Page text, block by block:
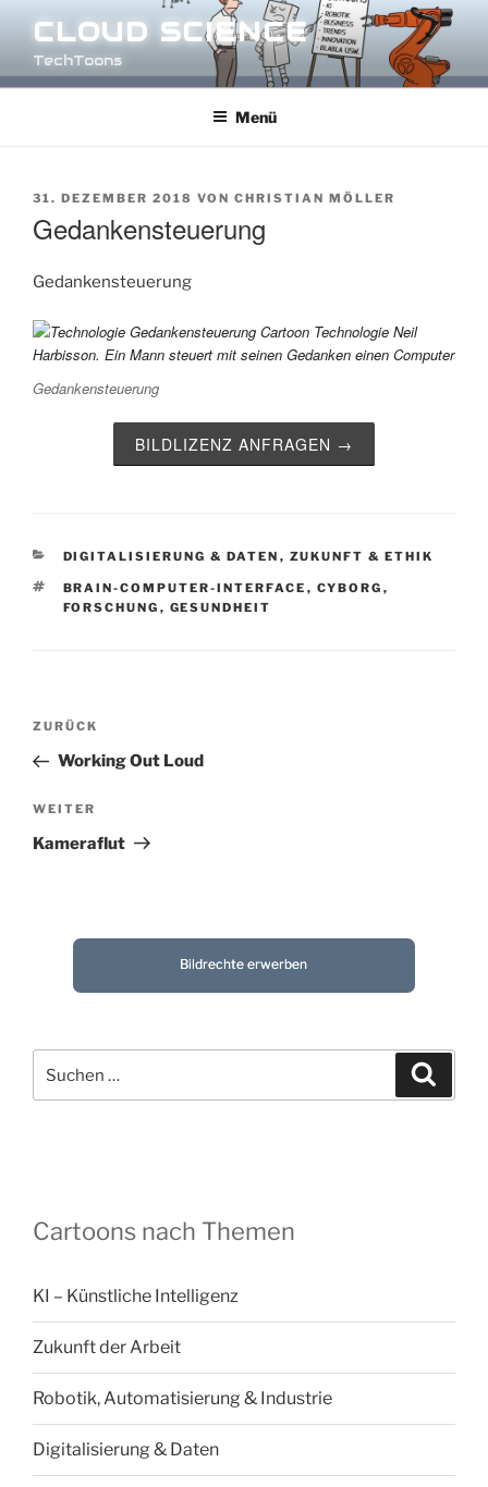
Inhalt
springen
CLOUD SCIENCE
TechToons
Menü
VERÖFFENTLICHT
31. DEZEMBER 2018 VON CHRISTIAN MÖLLER
Gedankensteuerung
Gedankensteuerung
Gedankensteuerung
BILDLIZENZ ANFRAGEN →
KATEGORIEN
DIGITALISIERUNG & DATEN , ZUKUNFT & ETHIK
SCHLAGWÖRTER
BRAIN-COMPUTER-INTERFACE , CYBORG ,
FORSCHUNG , GESUNDHEIT
Beitragsnavigation
Vorheriger
Beitrag
ZURÜCK
Working Out Loud
Nächster
Beitrag
WEITER
Kameraflut
Bildrechte erwerben
nach:
Cartoons nach Themen
KI – Künstliche Intelligenz
Zukunft der Arbeit
Robotik, Automatisierung & Industrie
Digitalisierung & Daten